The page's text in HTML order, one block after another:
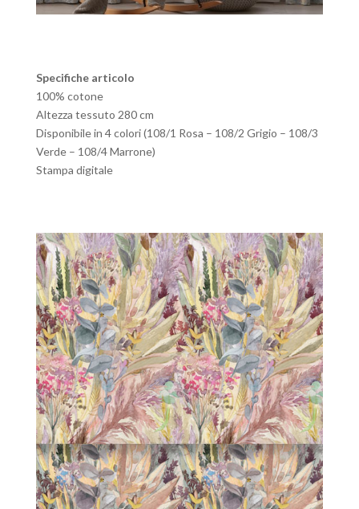
Specifiche articolo
100% cotone
Altezza tessuto 280 cm
Disponibile in 4 colori (108/1 Rosa – 108/2 Grigio – 108/3
Verde – 108/4 Marrone)
Stampa digitale